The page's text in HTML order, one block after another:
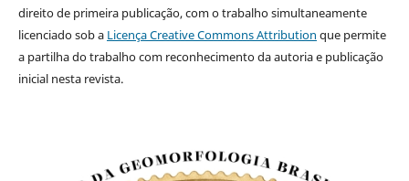
direito de primeira publicação, com o trabalho simultaneamente
licenciado sob a Licença Creative Commons Attribution que permite
a partilha do trabalho com reconhecimento da autoria e publicação
inicial nesta revista.